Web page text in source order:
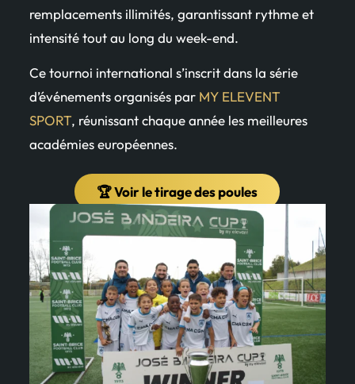
remplacements illimités, garantissant rythme et
intensité tout au long du week-end.
Ce tournoi international s’inscrit dans la série
d’événements organisés par MY ELEVENT
SPORT, réunissant chaque année les meilleures
académies européennes.
🏆 Voir le tirage des poules